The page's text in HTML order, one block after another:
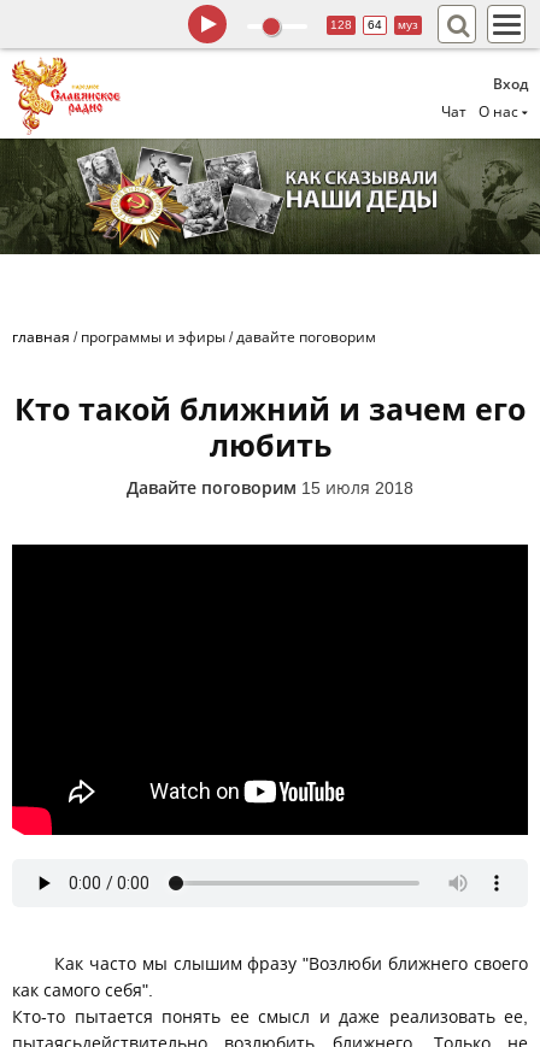
Вход
Чат
О нас
128 64 муз
главная / программы и эфиры / давайте поговорим
Кто такой ближний и зачем его
любить
Давайте поговорим 15 июля 2018
Как часто мы слышим фразу "Возлюби ближнего своего
как самого себя".
Кто-то пытается понять ее смысл и даже реализовать ее,
пытаясьдействительно возлюбить ближнего. Только не